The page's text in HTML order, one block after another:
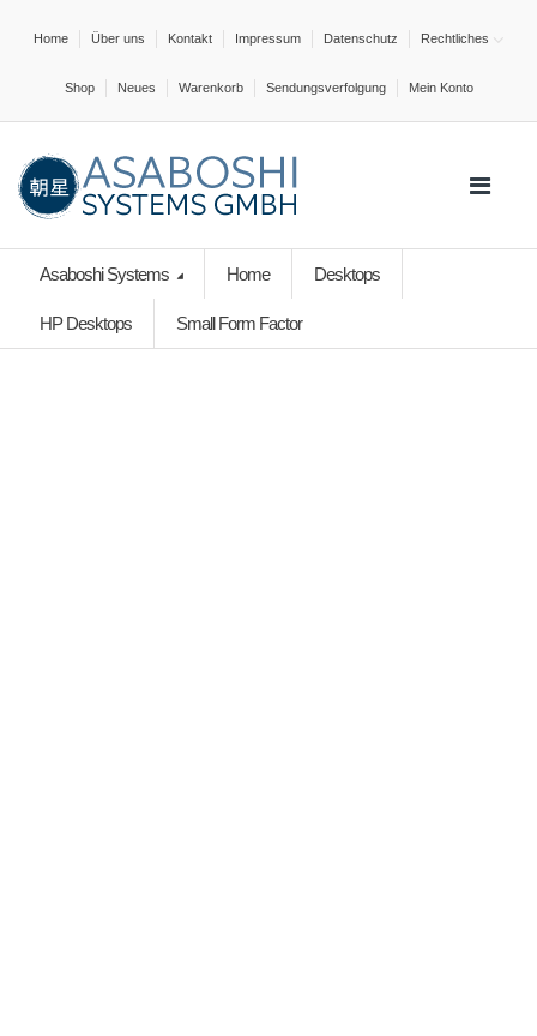
Home Über uns Kontakt Impressum Datenschutz Rechtliches
Shop Neues Warenkorb Sendungsverfolgung Mein Konto
Asaboshi Systems Home Desktops
HP Desktops Small Form Factor